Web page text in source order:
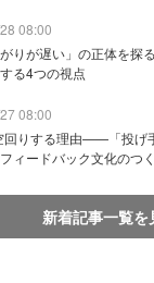
08:00
がりが遅い」の正体を
る4つの視点
08:00
回りする理由——「投げ
ィードバック文化のつ
新着記事一覧を